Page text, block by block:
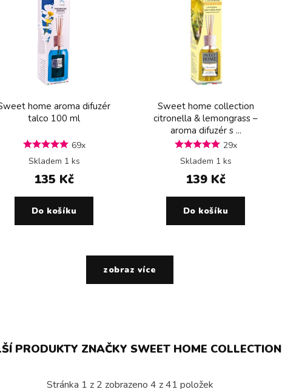
home aroma difuzér
talco 100 ml
69x
Skladem 1 ks
135 Kč
Do košíku
Sweet home collection
citronella & lemongrass –
aroma difuzér s ...
29x
Skladem 1 ks
139 Kč
Do košíku
zobraz více
PRODUKTY ZNAČKY SWEET HOME COLLECTION
Stránka 1 z 2 zobrazeno 4 z41 položek